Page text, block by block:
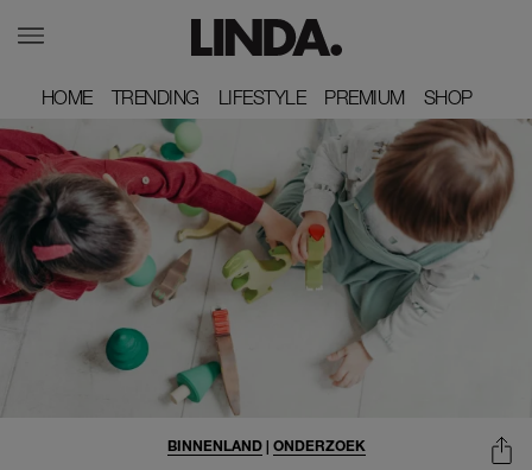
HOME
HOME TRENDING
TRENDING LIFESTYLE
LIFESTYLE PREMIUM
PREMIUM SHOP
SHOP
BINNENLAND| ONDERZOEK